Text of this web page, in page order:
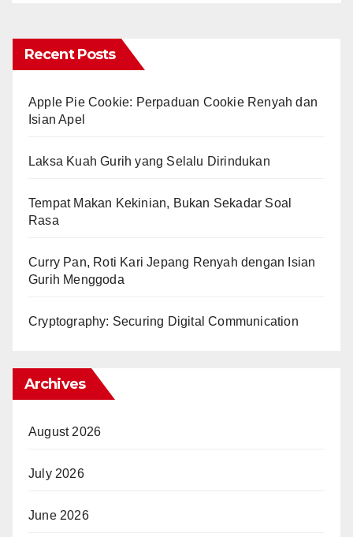
Recent Posts
Apple Pie Cookie: Perpaduan Cookie Renyah dan
Isian Apel
Laksa Kuah Gurih yang Selalu Dirindukan
Tempat Makan Kekinian, Bukan Sekadar Soal
Rasa
Curry Pan, Roti Kari Jepang Renyah dengan Isian
Gurih Menggoda
Cryptography: Securing Digital Communication
Archives
August 2026
July 2026
June 2026